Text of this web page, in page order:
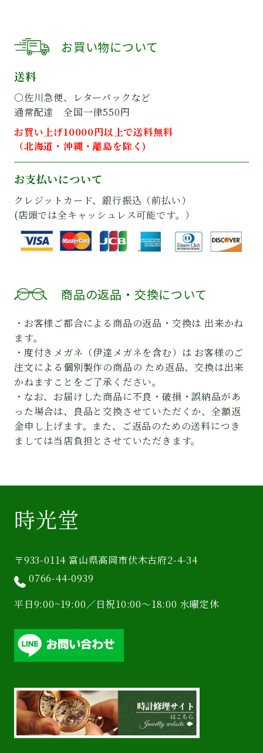
お買い物について
送料
○佐川急便、レターパックなど
通常配達 全国一律550円
お買い上げ10000円以上で送料無料
（北海道・沖縄・離島を除く)
お支払いについて
クレジットカード、銀行振込（前払い）
(店頭では全キャッシュレス可能です。）
商品の返品・交換について
・お客様ご都合による商品の返品・交換は 出来かね
ます。
・度付きメガネ（伊達メガネを含む）は お客様のご
注文による個別製作の商品の ため返品、交換は出来
かねますことをご了承ください。
・なお、お届けした商品に不良・破損・誤納品があ
った場合は、良品と交換させていただくか、全額返
金申し上げます。また、ご返品のための送料につき
ましては当店負担とさせていただきます。
時光堂
〒933-0114 富山県高岡市伏木古府2-4-34
0766-44-0939
平日9:00~19:00／日祝10:00〜18:00 水曜定休